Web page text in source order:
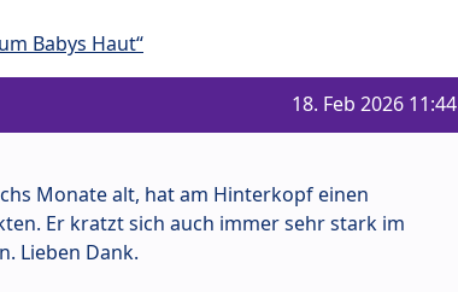
Babys Haut“
18. Feb 2026 11:44
Monate alt, hat am Hinterkopf einen
Er kratzt sich auch immer sehr stark im
Lieben Dank.